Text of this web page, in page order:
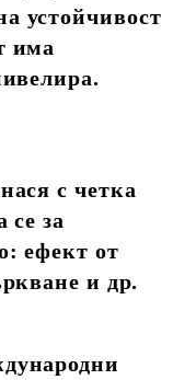
устойчивост
има
с четка
се за
ефект от
и др.